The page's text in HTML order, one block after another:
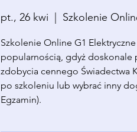
pt., 26 kwi
  |
Szkolenie
Szkolenie Online G1
popularnością, gdyż doskonale
zdobycia cennego Świadectwa
po szkoleniu lub wybrać inny
Egzamin).